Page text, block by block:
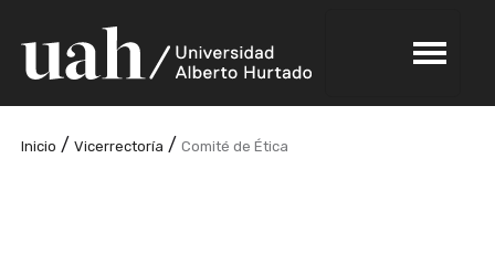
Inicio /Vicerrectoría /Comité de Ética